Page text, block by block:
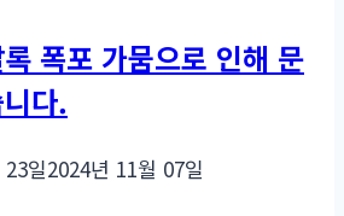
폭포 가뭄으로 인해 문
다.
일2024년 11월 07일